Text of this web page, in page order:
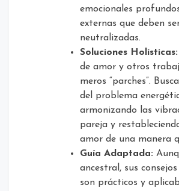
emocionales
externas que deben
neutralizadas.
Soluciones Holísticas:
de amor y otros
meros “parches”.
del problema
armonizando las
pareja y
amor de una manera
Guía Adaptada:
ancestral, sus
son prácticos y